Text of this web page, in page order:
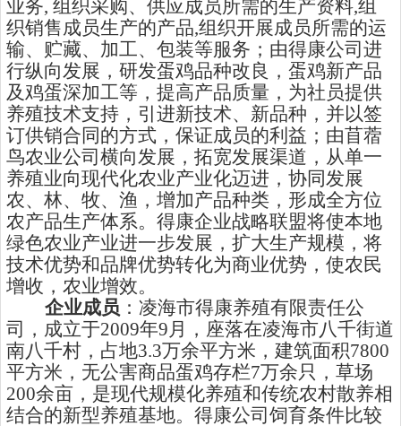
业务, 组织采购、供应成员所需的生产资料,组
织销售成员生产的产品,组织开展成员所需的运
输、贮藏、加工、包装等服务；由得康公司进
行纵向发展，研发蛋鸡品种改良，蛋鸡新产品
及鸡蛋深加工等，提高产品质量，为社员提供
养殖技术支持，引进新技术、新品种，并以签
订供销合同的方式，保证成员的利益；由苜蓿
鸟农业公司横向发展，拓宽发展渠道，从单一
养殖业向现代化农业产业化迈进，协同发展
农、林、牧、渔，增加产品种类，形成全方位
农产品生产体系。得康企业战略联盟将使本地
绿色农业产业进一步发展，扩大生产规模，将
技术优势和品牌优势转化为商业优势，使农民
增收，农业增效。
企业成员 ：凌海市得康养殖有限责任公
司，成立于2009年9 月，座落在凌海市八千街道
南八千村，占地3.3万余平方米，建筑面积7800
平方米，无公害商品蛋鸡存栏7万余只，草场
200余亩，是现代规模化养殖和传统农村散养相
结合的新型养殖基地。得康公司饲育条件比较